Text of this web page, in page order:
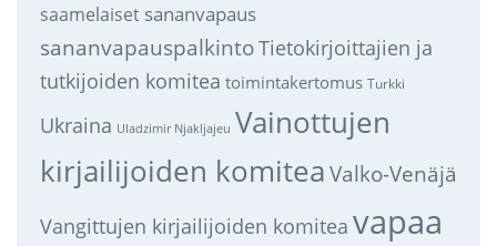
saamelaiset sananvapaus
sananvapauspalkintoTietokirjoittajien ja
tutkijoiden komitea toimintakertomus Turkki
Ukraina Uladzimir Njakljajeu Vainottujen
kirjailijoiden komitea Valko-Venäjä
Vangittujen kirjailijoiden komitea vapaa